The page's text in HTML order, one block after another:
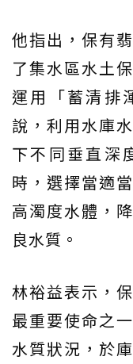
他指出，保有
了集水區水土
運用「蓄清排
說，利用水庫
下不同垂直深
時，選擇當適
高濁度水體，
良水質。
林裕益表示，
最重要使命之
水質狀況，於